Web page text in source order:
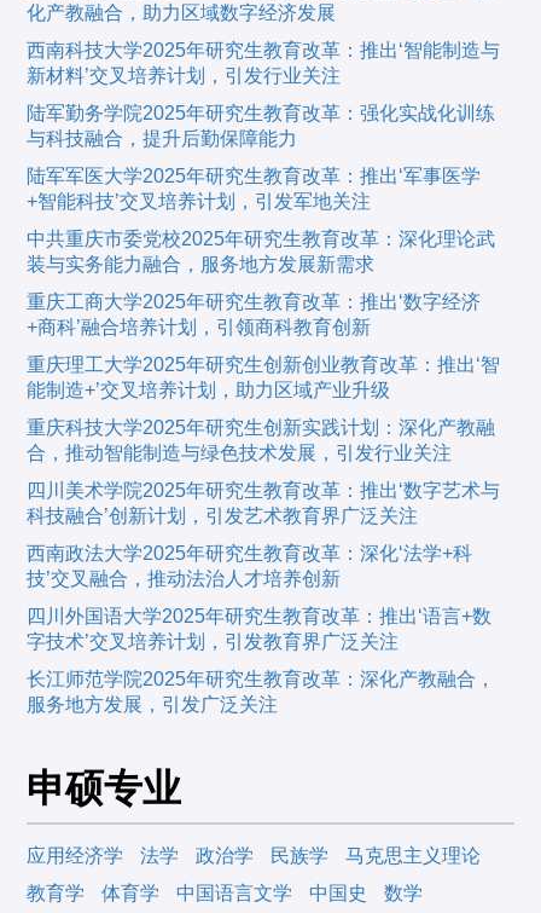
化产教融合，助力区域数字经济发展
西南科技大学2025年研究生教育改革：推出‘智能制造与
新材料’交叉培养计划，引发行业关注
陆军勤务学院2025年研究生教育改革：强化实战化训练
与科技融合，提升后勤保障能力
陆军军医大学2025年研究生教育改革：推出‘军事医学
+智能科技’交叉培养计划，引发军地关注
中共重庆市委党校2025年研究生教育改革：深化理论武
装与实务能力融合，服务地方发展新需求
重庆工商大学2025年研究生教育改革：推出‘数字经济
+商科’融合培养计划，引领商科教育创新
重庆理工大学2025年研究生创新创业教育改革：推出‘智
能制造+’交叉培养计划，助力区域产业升级
重庆科技大学2025年研究生创新实践计划：深化产教融
合，推动智能制造与绿色技术发展，引发行业关注
四川美术学院2025年研究生教育改革：推出‘数字艺术与
科技融合’创新计划，引发艺术教育界广泛关注
西南政法大学2025年研究生教育改革：深化‘法学+科
技’交叉融合，推动法治人才培养创新
四川外国语大学2025年研究生教育改革：推出‘语言+数
字技术’交叉培养计划，引发教育界广泛关注
长江师范学院2025年研究生教育改革：深化产教融合，
服务地方发展，引发广泛关注
申硕专业
应用经济学 法学 政治学 民族学
马克思主义理论
教育学
体育学 中国语言文学 中国史 数学